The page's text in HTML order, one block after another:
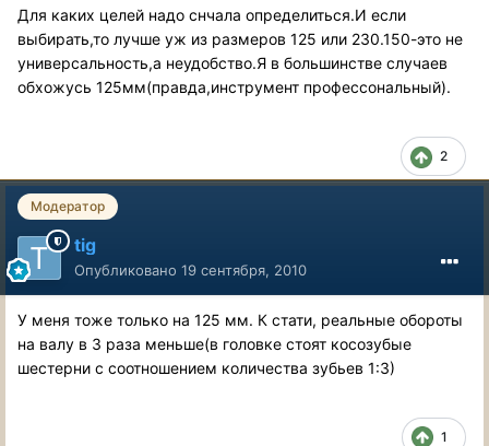
Для каких целей надо снчала определиться.И если
выбирать,то лучше уж из размеров 125 или 230.150-это не
универсальность,а неудобство.Я в большинстве случаев
обхожусь 125мм(правда,инструмент профессональный).
2
Модератор
tig
Опубликовано 19 сентября, 2010
У меня тоже только на 125 мм. К стати, реальные обороты
на валу в 3 раза меньше(в головке стоят косозубые
шестерни с соотношением количества зубьев 1:3)
1